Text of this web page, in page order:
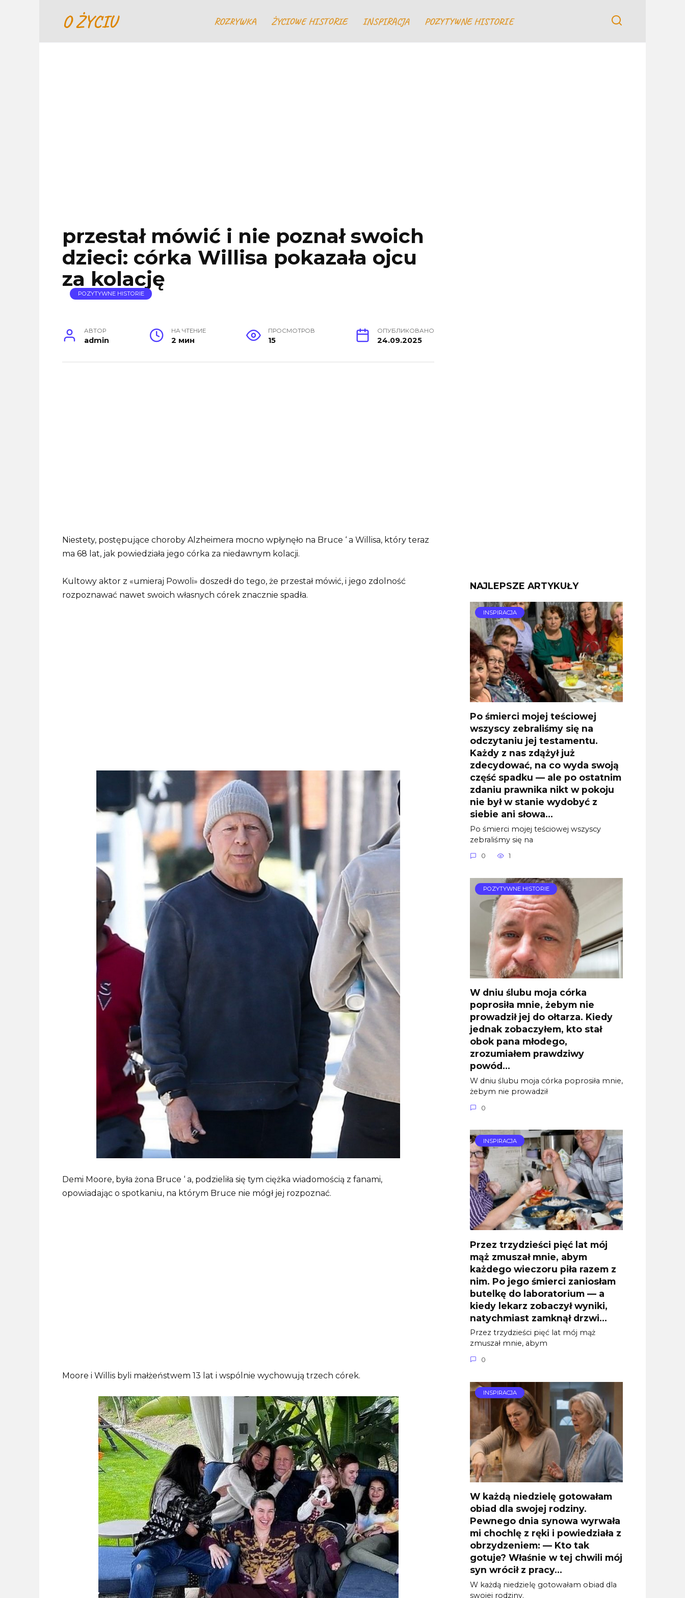
O ŻYCIU ROZRYWKA ŻYCIOWE HISTORIE INSPIRACJA POZYTYWNE HISTORIE
przestał mówić i nie poznał swoich
dzieci: córka Willisa pokazała ojcu
za kolację
POZYTYWNE HISTORIE
АВТОР
admin
НА ЧТЕНИЕ
2 мин
ПРОСМОТРОВ
15
ОПУБЛИКОВАНО
24.09.2025
Niestety, postępujące choroby Alzheimera mocno wpłynęło na Bruce ‘ a Willisa, który teraz
ma 68 lat, jak powiedziała jego córka za niedawnym kolacji.
Kultowy aktor z «umieraj Powoli» doszedł do tego, że przestał mówić, i jego zdolność
rozpoznawać nawet swoich własnych córek znacznie spadła.
Demi Moore, była żona Bruce ‘ a, podzieliła się tym ciężka wiadomością z fanami,
opowiadając o spotkaniu, na którym Bruce nie mógł jej rozpoznać.
Moore i Willis byli małżeństwem 13 lat i wspólnie wychowują trzech córek.
NAJLEPSZE ARTYKUŁY
INSPIRACJA
Po śmierci mojej teściowej
wszyscy zebraliśmy się na
odczytaniu jej testamentu.
Każdy z nas zdążył już
zdecydować, na co wyda swoją
część spadku — ale po ostatnim
zdaniu prawnika nikt w pokoju
nie był w stanie wydobyć z
siebie ani słowa…
Po śmierci mojej teściowej wszyscy
zebraliśmy się na
0 1
POZYTYWNE HISTORIE
W dniu ślubu moja córka
poprosiła mnie, żebym nie
prowadził jej do ołtarza. Kiedy
jednak zobaczyłem, kto stał
obok pana młodego,
zrozumiałem prawdziwy
powód…
W dniu ślubu moja córka poprosiła mnie,
żebym nie prowadził
0
INSPIRACJA
Przez trzydzieści pięć lat mój
mąż zmuszał mnie, abym
każdego wieczoru piła razem z
nim. Po jego śmierci zaniosłam
butelkę do laboratorium — a
kiedy lekarz zobaczył wyniki,
natychmiast zamknął drzwi…
Przez trzydzieści pięć lat mój mąż
zmuszał mnie, abym
0
INSPIRACJA
W każdą niedzielę gotowałam
obiad dla swojej rodziny.
Pewnego dnia synowa wyrwała
mi chochlę z ręki i powiedziała z
obrzydzeniem: — Kto tak
gotuje? Właśnie w tej chwili mój
syn wrócił z pracy…
W każdą niedzielę gotowałam obiad dla
swojej rodziny.